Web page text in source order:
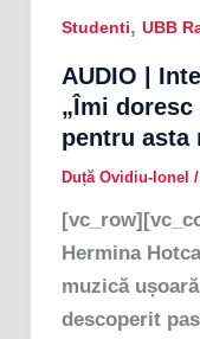
Studenti, UBB
AUDIO |
„Îmi
pentru asta
Duță Ovidiu-Ionel /
Hermina
muzică
descoperit